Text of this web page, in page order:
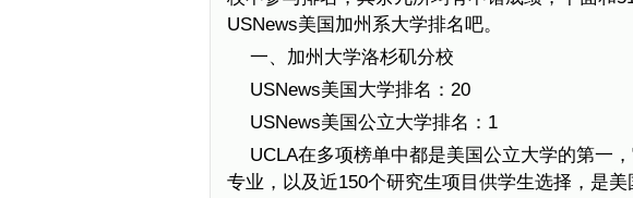
USNews美国加州系大学排名吧。
一、加州大学洛杉矶分校
USNews美国大学排名：20
USNews美国公立大学排名：1
UCLA在多项榜单中都是美国公立大学的第一
专业，以及近150个研究生项目供学生选择，是